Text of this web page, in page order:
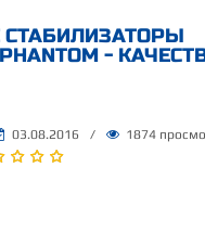
-
03.08.2016 / 1874